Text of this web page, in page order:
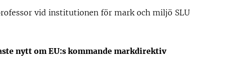
vid institutionen för mark och miljö SLU
nytt om EU:s kommande markdirektiv